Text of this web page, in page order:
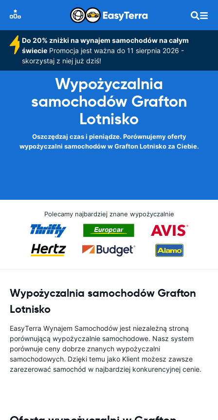
Do 20% zniżki na wynajem samochodów na całym
świeciePromocja jest ważna do 11 sierpnia 2026 -
skorzystaj z niej już dziś!
Wypożyczalnia
samochodów Grafton
Lotnisko
Oszczędzaj czas i pieniądze. Porównujemy oferty
wypożyczalni samochodów w Grafton Lotnisko za Ciebie.
Polecamy najbardziej znane wypożyczalnie
Wypożyczalnia samochodów Grafton
Lotnisko
EasyTerra Wynajem Samochodów jest niezależną stroną
porównującą wypożyczalnie samochodowe. Nasz system
porównuje ceny dobrze znanych wypożyczalni
samochodowych. Dzięki temu jako Klient możesz zawsze
zarezerować samochód w najbardziej konkurencyjnej cenie.